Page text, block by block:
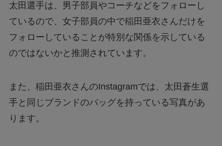
太田選手は、男子部員やコーチなどをフォローし
ているので、女子部員の中で稲田亜衣さんだけを
フォローしていることが特別な関係を示している
のではないかと推測されています。
また、稲田亜衣さんのInstagramでは、太田蒼生選
手と同じブランドのバッグを持っている写真があ
ります。